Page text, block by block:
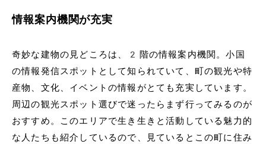
情報案内機関が充実
奇妙な建物の見どころは、2階の情報案内機関。小国
の情報発信スポットとして知られていて、町の観光や特
産物、文化、イベントの情報がとても充実しています。
周辺の観光スポット選びで迷ったらまず行ってみるのが
おすすめ。このエリアで生き生きと活動している魅力的
な人たちも紹介しているので、見ているとこの町に住み